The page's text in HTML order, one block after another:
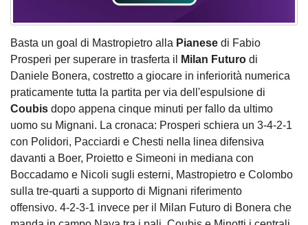
Basta un goal di Mastropietro alla Pianese di Fabio
Prosperi per superare in trasferta il
Milan Futuro di
Daniele Bonera, costretto a giocare in inferiorità numerica
praticamente tutta la partita per via dell'espulsione di
Coubis dopo appena cinque minuti per fallo da ultimo
uomo su Mignani. La cronaca: Prosperi schiera un 3-4-2-1
con Polidori, Pacciardi e Chesti nella linea difensiva
davanti a Boer, Proietto e Simeoni in mediana con
Boccadamo e Nicoli sugli esterni, Mastropietro e Colombo
sulla tre-quarti a supporto di Mignani riferimento
offensivo. 4-2-3-1 invece per il Milan Futuro di Bonera che